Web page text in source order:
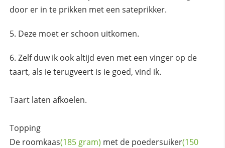
door er in te prikken met een sateprikker.
Deze moet er schoon uitkomen.
Zelf duw ik ook altijd even met een vinger op de
taart, als ie terugveert is ie goed, vind ik.
Taart laten afkoelen.
Topping
De roomkaas(185 gram) met de poedersuiker(150